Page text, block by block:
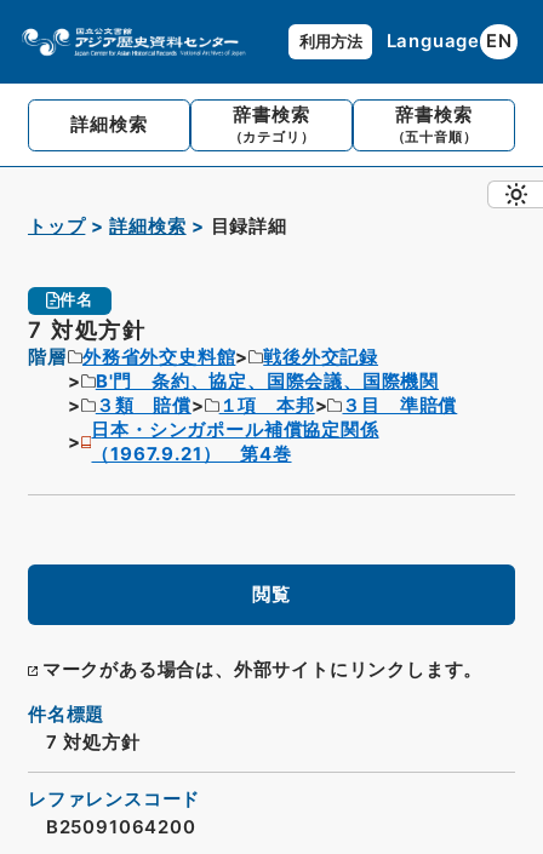
利用方法 Language EN
詳細検索 辞書検索
（カテゴリ）
辞書検索
（五十音順）
トップ 詳細検索 目録詳細
件名
7 対処方針
階層 外務省外交史料館
戦後外交記録
B'門 条約、協定、国際会議、国際機関
３類 賠償
１項 本邦
３目 準賠償
日本・シンガポール補償協定関係
（1967.9.21） 第4巻
閲覧
マークがある場合は、外部サイトにリンクします。
件名標題
7 対処方針
レファレンスコード
B25091064200